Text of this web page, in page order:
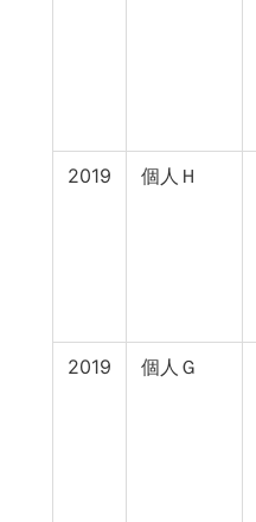
2019 個人Ｈ
2019 個人Ｇ